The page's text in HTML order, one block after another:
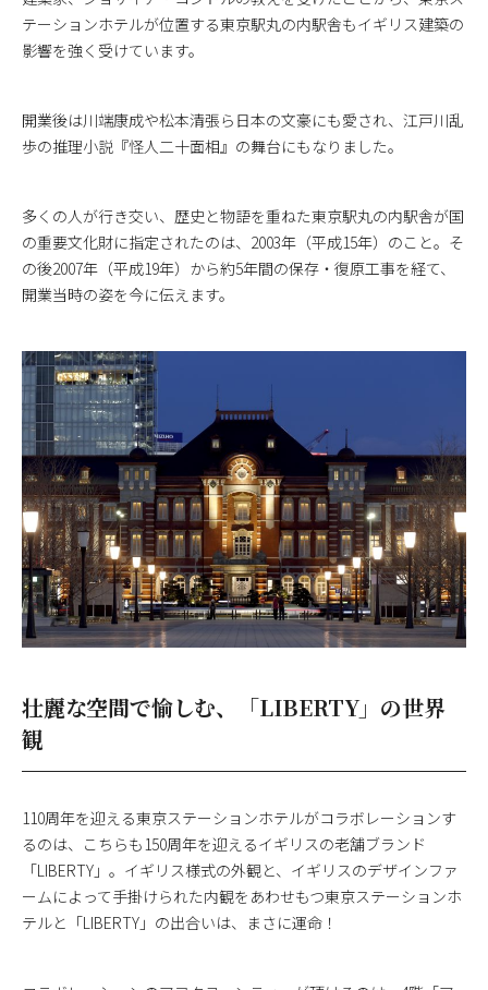
テーションホテルが位置する東京駅丸の内駅舎もイギリス建築の
影響を強く受けています。
開業後は川端康成や松本清張ら日本の文豪にも愛され、江戸川乱
歩の推理小説『怪人二十面相』の舞台にもなりました。
多くの人が行き交い、歴史と物語を重ねた東京駅丸の内駅舎が国
の重要文化財に指定されたのは、2003年（平成15年）のこと。そ
の後2007年（平成19年）から約5年間の保存・復原工事を経て、
開業当時の姿を今に伝えます。
壮麗な空間で愉しむ、「LIBERTY」の世界
観
110周年を迎える東京ステーションホテルがコラボレーションす
るのは、こちらも150周年を迎えるイギリスの老舗ブランド
「LIBERTY」。イギリス様式の外観と、イギリスのデザインファ
ームによって手掛けられた内観をあわせもつ東京ステーションホ
テルと「LIBERTY」の出合いは、まさに運命！